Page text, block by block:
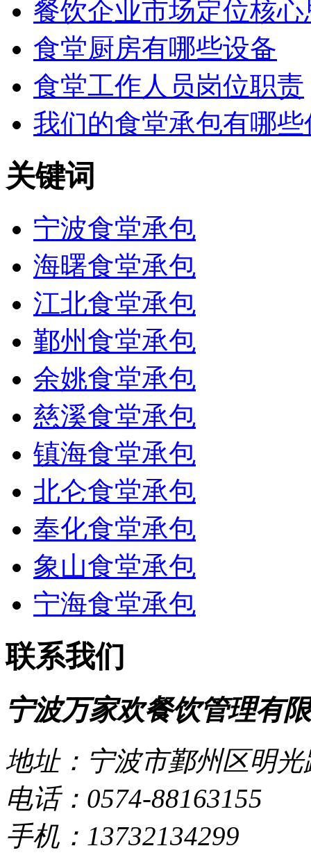
餐饮企业市场定位核心
食堂厨房有哪些设备
食堂工作人员岗位职责
我们的食堂承包有哪些
关键词
宁波食堂承包
海曙食堂承包
江北食堂承包
鄞州食堂承包
余姚食堂承包
慈溪食堂承包
镇海食堂承包
北仑食堂承包
奉化食堂承包
象山食堂承包
宁海食堂承包
联系我们
宁波万家欢餐饮管理有
地址：宁波市鄞州区明光
电话：0574-88163155
手机：13732134299